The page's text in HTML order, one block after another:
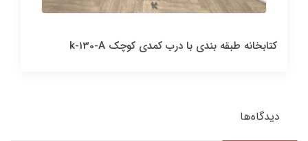
کتابخانه طبقه بندی با درب کمدی کوچک k-130-A
دیدگاه‌ها